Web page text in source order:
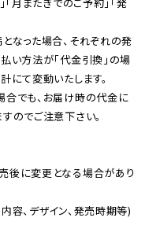
なった場合、それぞれの発
い方法が「代金引換」の場
でも、お届け時の代金に
のでご注意下さい。
後に変更となる場合があり
、デザイン、発売時期等)